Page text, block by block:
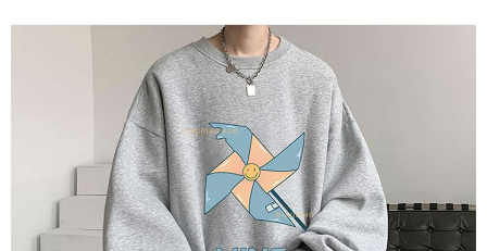
Untuk memenuhi hubungan kontrak yang terjalin melalui persetujuan
penggunaan OP Pay Later, peniaga akan memberikan maklumat peribadi
anda (termasuk nama, nombor telefon, atau alamat) kepada Syarikat bagi
tujuan pengumpulan, pemprosesan dan penggunaan data yang
diperlukan untuk pengebilan ansuran, termasuk pengesahan,
pengesahan semula dan pembetulan.
Untuk terma perkhidmatan penuh, sila rujuk pautan berikut:
https://oppay.tw/userRule" target="_blank" class="link revert-
style">https://oppay.tw/userRule
【Panduan Penggunaan Pembayaran Ansuran Gogo】
pembeli, no. telefon, nama penerima, no. telefon, alamat penerima) untuk
penggunaan perkhidmatan. Sila rujuk kepada "Penyata Pengumpulan
Data Peribadi, Pemprosesan, Penggunaan"
(https://aftee.tw/privacypolicy/) untuk maklumat lanjut.
Jumlah yang diperakui untuk pengguna kali pertama yang lulus
kelulusan boleh sehingga NT$10,000. Jika pengguna tidak membuat
pembayaran dalam tempoh tersebut, yuran pembayaran lewat sebanyak
20% setahun akan dikenakan. Pengguna bawah umur dikehendaki
mendapatkan kebenaran daripada ibu bapa atau penjaga yang sah
untuk menggunakan AFTEE.